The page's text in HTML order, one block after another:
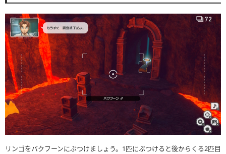
リンゴをバクフーンにぶつけましょう。1匹にぶつけると後からくる2匹目